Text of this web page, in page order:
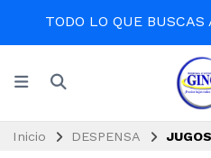
TODO LO QUE BUSCAS
Inicio DESPENSA